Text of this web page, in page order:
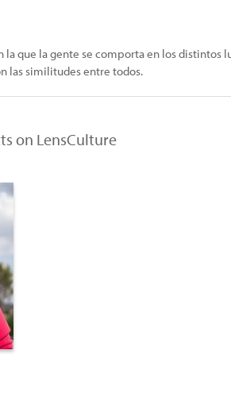
que la gente se comporta en los distintos
las similitudes entre todos.
on LensCulture